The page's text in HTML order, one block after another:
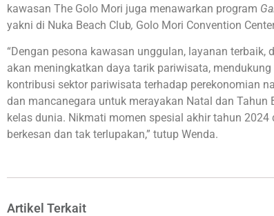
kawasan The Golo Mori juga menawarkan program
yakni di Nuka Beach Club, Golo Mori Convention
“Dengan pesona kawasan unggulan, layanan
akan meningkatkan daya tarik pariwisata,
kontribusi sektor pariwisata terhadap perekonomian
dan mancanegara untuk merayakan Natal dan
kelas dunia. Nikmati momen spesial akhir tahun
berkesan dan tak terlupakan,” tutup Wenda.
Artikel Terkait